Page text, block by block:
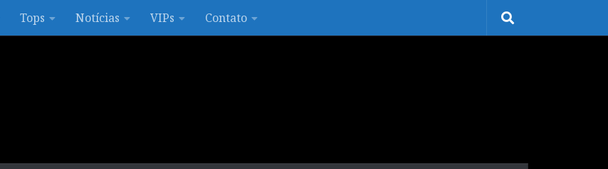
Tops Notícias VIPs Contato